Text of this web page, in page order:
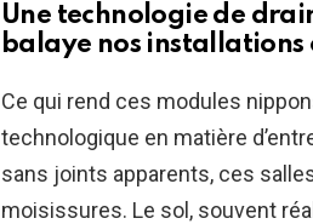
Une technologie de
balaye nos installations
Ce qui rend ces modules
technologique en matière
sans joints apparents, ces
moisissures. Le sol, souvent